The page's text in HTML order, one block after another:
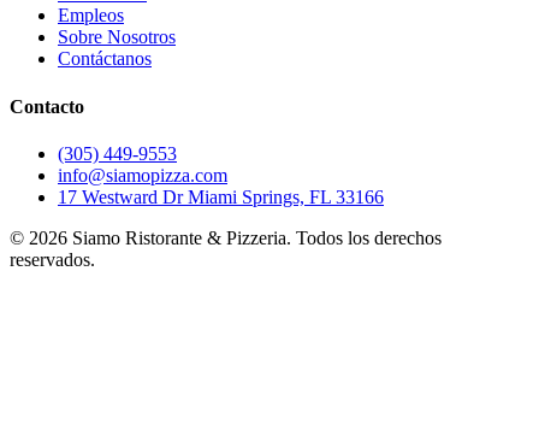
Empleos
Sobre Nosotros
Contáctanos
Contacto
(305) 449-9553
info@siamopizza.com
17 Westward Dr Miami Springs, FL 33166
© 2026 Siamo Ristorante & Pizzeria. Todos los derechos
reservados.